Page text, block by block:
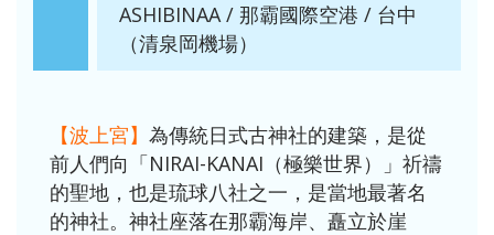
ASHIBINAA / 那霸國際空港 / 台中
（清泉岡機場）
【波上宮】 為傳統日式古神社的建築，是從
前人們向「NIRAI-KANAI（極樂世界）」祈禱
的聖地，也是琉球八社之一，是當地最著名
的神社。神社座落在那霸海岸、矗立於崖